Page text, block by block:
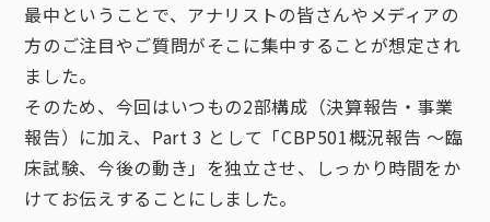
最中ということで、アナリストの皆さんやメディアの
方のご注目やご質問がそこに集中することが想定され
ました。
そのため、今回はいつもの2部構成（決算報告・事業
報告）に加え、Part 3 として「CBP501概況報告 〜臨
床試験、今後の動き」を独立させ、しっかり時間をか
けてお伝えすることにしました。